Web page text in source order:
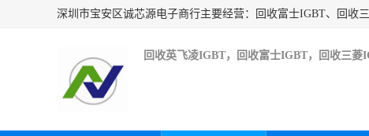
回收英飞凌IGBT，回收富士IGBT，回收三菱